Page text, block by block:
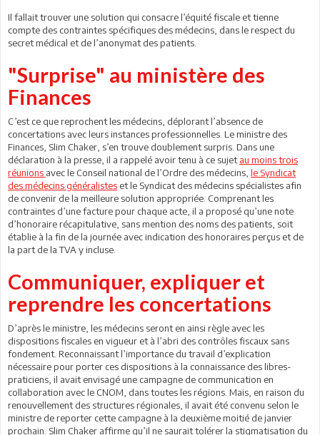
Il fallait trouver une solution qui consacre l’équité fiscale et tienne
compte des contraintes spécifiques des médecins, dans le respect du
secret médical et de l’anonymat des patients.
"Surprise" au ministère des
Finances
C’est ce que reprochent les médecins, déplorant l’absence de
concertations avec leurs instances professionnelles. Le ministre des
Finances, Slim Chaker, s’en trouve doublement surpris. Dans une
déclaration à la presse, il a rappelé avoir tenu à ce sujetau moins trois
réunions avec le Conseil national de l’Ordre des médecins, le Syndicat
des médecins généralistes et le Syndicat des médecins spécialistes afin
de convenir de la meilleure solution appropriée. Comprenant les
contraintes d’une facture pour chaque acte, il a proposé qu’une note
d’honoraire récapitulative, sans mention des noms des patients, soit
établie à la fin de la journée avec indication des honoraires perçus et de
la part de la TVA y incluse.
Communiquer, expliquer et
reprendre les concertations
D’après le ministre, les médecins seront en ainsi règle avec les
dispositions fiscales en vigueur et à l’abri des contrôles fiscaux sans
fondement. Reconnaissant l’importance du travail d’explication
nécessaire pour porter ces dispositions à la connaissance des libres-
praticiens, il avait envisagé une campagne de communication en
collaboration avec le CNOM, dans toutes les régions. Mais, en raison du
renouvellement des structures régionales, il avait été convenu selon le
ministre de reporter cette campagne à la deuxième moitié de janvier
prochain. Slim Chaker affirme qu’il ne saurait tolérer la stigmatisation du